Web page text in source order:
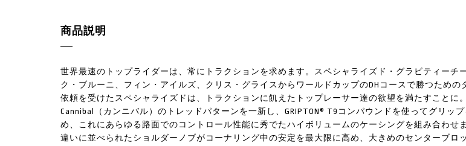
商品説明
世界最速のトップライダーは、常にトラクションを求めます。スペシャライズド・グラビティーチ
ク・ブルーニ、フィン・アイルズ、クリス・グライスからワールドカップのDHコースで勝つための
依頼を受けたスペシャライズドは、トラクションに飢えたトップレーサー達の欲望を満たすことに
Cannibal（カンニバル）のトレッドパターンを一新し、GRIPTON® T9コンパウンドを使ってグリッ
め、これにあらゆる路面でのコントロール性能に秀でたハイボリュームのケーシングを組み合わせ
違いに並べられたショルダーノブがコーナリング中の安定を最大限に高め、大きめのセンターブロ